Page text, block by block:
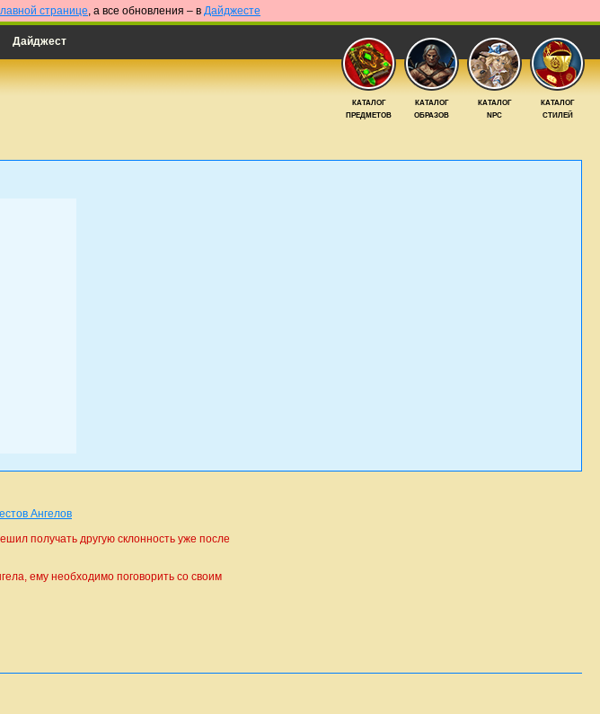
странице, а все обновления – в Дайджесте
КАТАЛОГ
СТИЛЕЙ
КАТАЛОГ
NPC
КАТАЛОГ
ОБРАЗОВ
КАТАЛОГ
ПРЕДМЕТОВ
Дайджест
Ангелов
получать другую склонность уже после
ему необходимо поговорить со своим